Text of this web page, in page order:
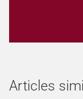
Articles